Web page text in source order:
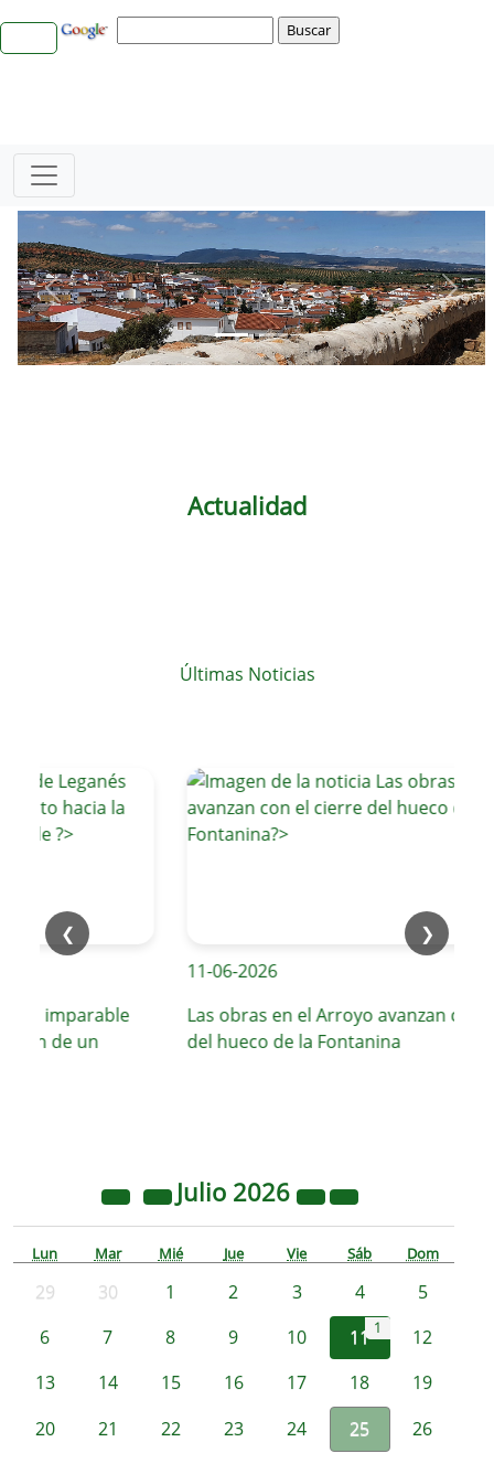
Actualidad
Últimas Noticias
❮ ❯
su imparable
de un
11-06-2026
Las obras en el Arroyo avanzan con el
del hueco de la Fontanina
Julio 2026
Lun Mar Mié Jue Vie Sáb Dom
29 30 1 2 3 4
5
6
7 8 9 10 11 1
12
13
14 15 16 17 18
19
20
21 22 23 24 25
26